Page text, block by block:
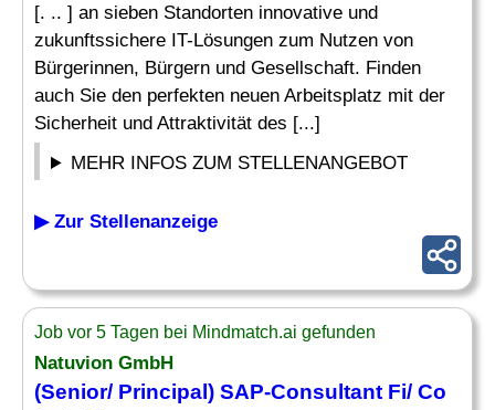
[. .. ] an sieben Standorten innovative und
zukunftssichere IT-Lösungen zum Nutzen von
Bürgerinnen, Bürgern und Gesellschaft. Finden
auch Sie den perfekten neuen Arbeitsplatz mit der
Sicherheit und Attraktivität des [...]
MEHR INFOS ZUM STELLENANGEBOT
▶ Zur Stellenanzeige
Job vor 5 Tagen bei Mindmatch.ai gefunden
Natuvion GmbH
(Senior/ Principal) SAP-Consultant Fi/ Co